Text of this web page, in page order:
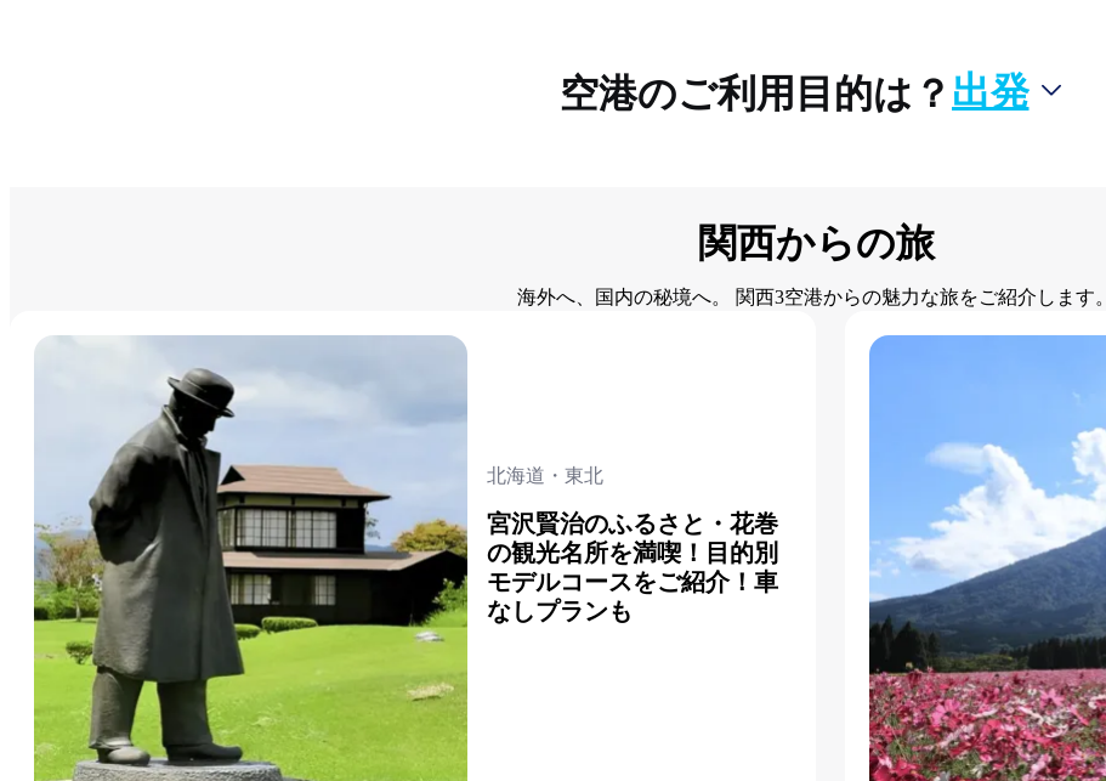
空港のご利用目的は？ 出発
関西からの旅
海外へ、国内の秘境へ。 関西3空港からの魅力な旅をご紹介します。
北海道・東北
宮沢賢治のふるさと・花巻
の観光名所を満喫！目的別
モデルコースをご紹介！車
なしプランも